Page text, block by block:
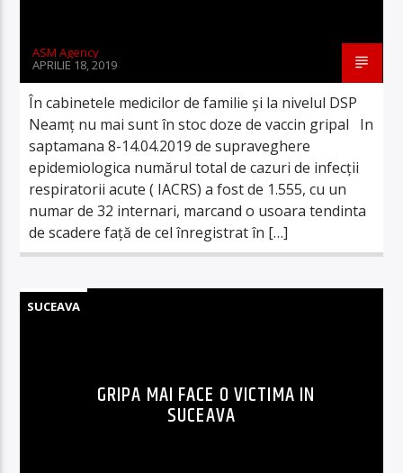
ASM Agency
APRILIE 18, 2019
În cabinetele medicilor de familie și la nivelul DSP
Neamț nu mai sunt în stoc doze de vaccin gripal In
saptamana 8-14.04.2019 de supraveghere
epidemiologica numărul total de cazuri de infecții
respiratorii acute ( IACRS) a fost de 1.555, cu un
numar de 32 internari, marcand o usoara tendinta
de scadere față de cel înregistrat în […]
SUCEAVA
GRIPA MAI FACE O VICTIMA IN
SUCEAVA